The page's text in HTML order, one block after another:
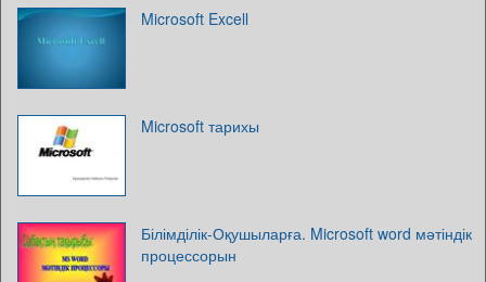
Microsoft Excell
Microsoft тарихы
Білімділік-Оқушыларға. Microsoft word мәтіндік
процессорын